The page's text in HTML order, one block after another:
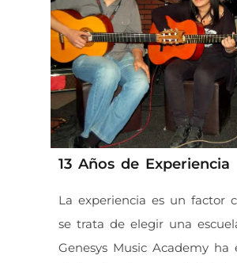
13 Años de Experiencia
La experiencia es un factor
se trata de elegir una
Genesys Music Academy ha